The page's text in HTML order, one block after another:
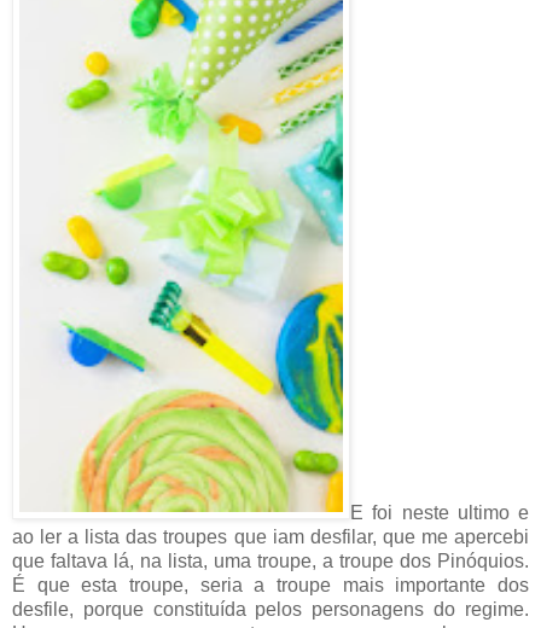
E foi neste ultimo e
ao ler a lista das troupes que iam desfilar, que me apercebi
que faltava lá, na lista, uma troupe, a troupe dos Pinóquios.
É que esta troupe, seria a troupe mais importante dos
desfile, porque constituída pelos personagens do regime.